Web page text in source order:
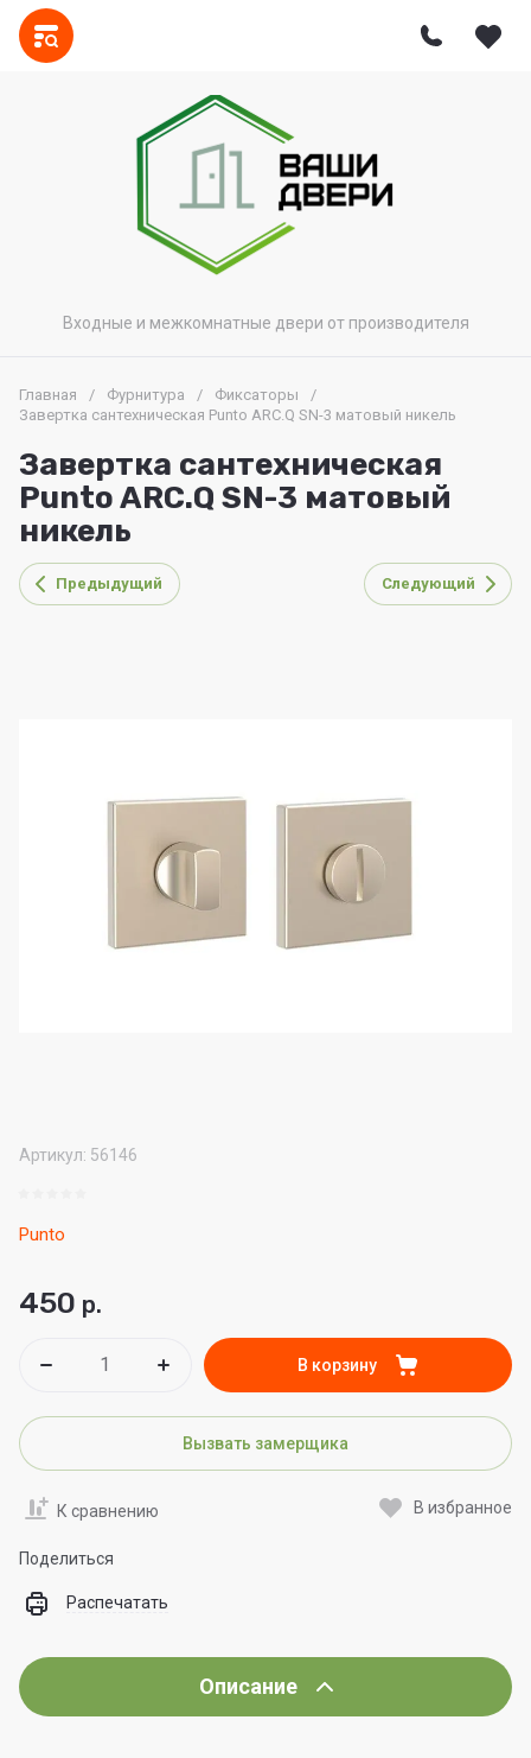
Входные и межкомнатные двери от производителя
Главная / Фурнитура / Фиксаторы
/
Завертка сантехническая Punto ARC.Q SN-3 матовый никель
Завертка сантехническая
Punto ARC.Q SN-3 матовый
никель
Предыдущий Следующий
Артикул: 56146
Punto
450 р.
В корзину
Вызвать замерщика
К сравнению В избранное
Поделиться
Распечатать
Описание